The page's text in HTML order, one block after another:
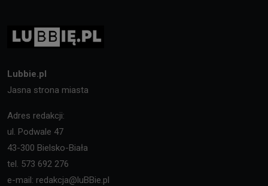
Lubbie.pl
Jasna strona miasta
Adres redakcji:
ul. Podwale 47
43-300 Bielsko-Biała
tel. 573 692 276
e-mail: redakcja@luBBie.pl